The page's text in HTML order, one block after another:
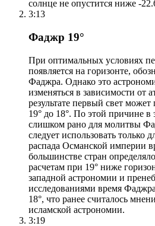
солнце не опустится ниже -
3:13
Фаджр 19°
При оптимальных условиях
появляется на горизонте,
Фаджра. Однако это
изменяться в зависимости от
результате первый свет может
19° до 18°. По этой причине
слишком рано для молитвы
следует использовать только
распада Османской империи
большинстве стран
расчетам при 19° ниже
западной астрономии и
исследованиями время
18°, что ранее считалось
исламской астрономии.
3:19